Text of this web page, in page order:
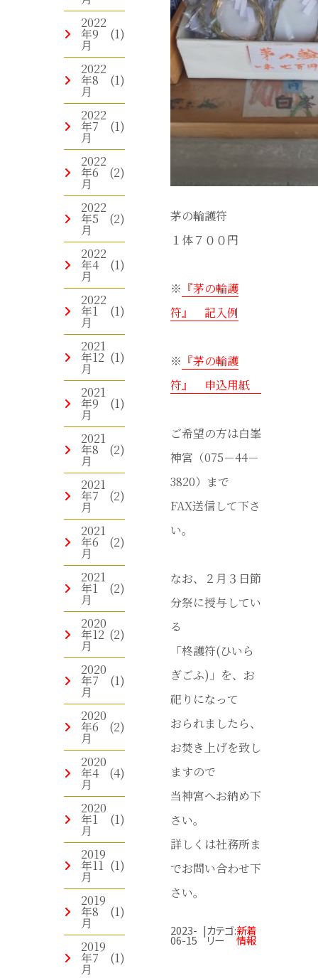
2022
年9
月
(1)
2022
年8
月
(1)
2022
年7
月
(1)
2022
年6
月
(2)
2022
年5
月
(2)
2022
年4
月
(1)
2022
年1
月
(1)
2021
年12
月
(1)
2021
年9
月
(1)
2021
年8
月
(2)
2021
年7
月
(2)
2021
年6
月
(2)
2021
年1
月
(2)
2020
年12
月
(2)
2020
年7
月
(1)
2020
年6
月
(2)
2020
年4
月
(4)
2020
年1
月
(1)
2019
年11
月
(1)
2019
年8
月
(1)
2019
年7
月
(1)
茅の輪護符
１体７００円
※ 『茅の輪護
符』 記入例
※ 『茅の輪護
符』 申込用紙
ご希望の方は白峯
神宮（075－44－
3820）まで
FAX送信して下さ
い。
なお、２月３日節
分祭に授与してい
る
「柊護符(ひいら
ぎごふ)」を、お
祀りになって
おられましたら、
お焚き上げを致し
ますので
当神宮へお納め下
さい。
詳しくは社務所ま
でお問い合わせ下
さい。
2023-
06-15
|カテゴ
リー
:新着
情報